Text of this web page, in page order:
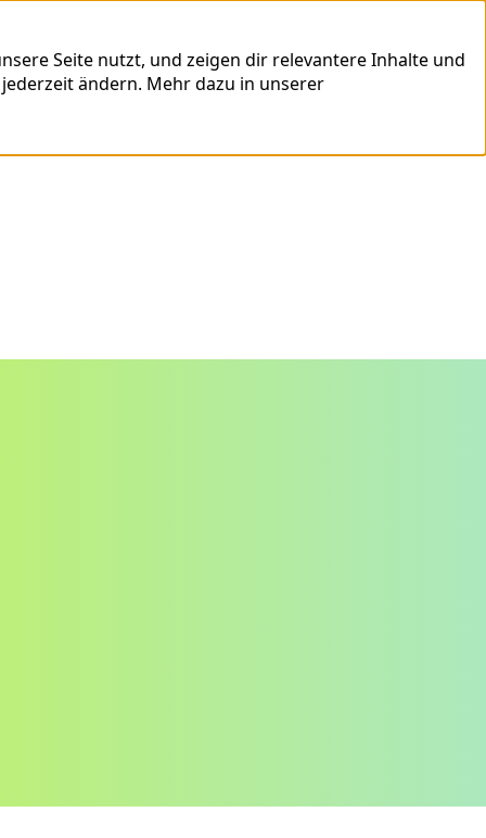
Seite nutzt, und zeigen dir relevantere Inhalte und
ändern. Mehr dazu in unserer